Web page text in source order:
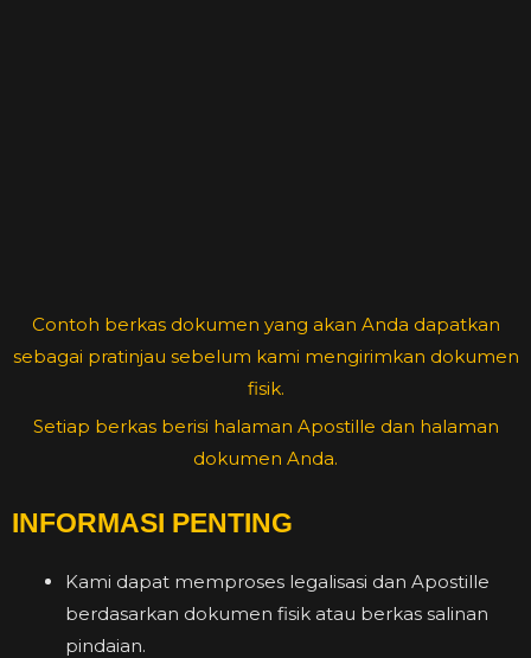
Contoh berkas dokumen yang akan Anda dapatkan
sebagai pratinjau sebelum kami mengirimkan dokumen
fisik.
Setiap berkas berisi halaman Apostille dan halaman
dokumen Anda.
INFORMASI PENTING
Kami dapat memproses legalisasi dan Apostille
berdasarkan dokumen fisik atau berkas salinan
pindaian.